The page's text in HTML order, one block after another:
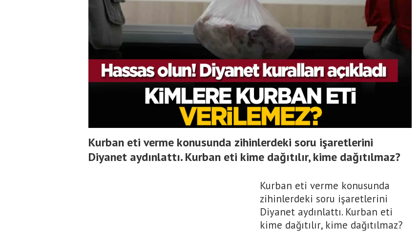
Kurban eti verme konusunda zihinlerdeki soru işaretlerini
Diyanet aydınlattı. Kurban eti kime dağıtılır, kime dağıtılmaz?
Kurban eti verme konusunda
zihinlerdeki soru işaretlerini
Diyanet aydınlattı. Kurban eti
kime dağıtılır, kime dağıtılmaz?